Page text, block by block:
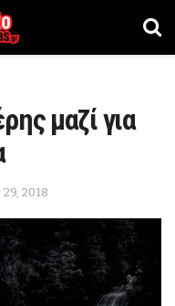
μαζί για
29, 2018